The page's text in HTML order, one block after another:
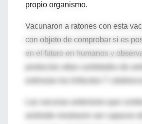
propio organismo.
Vacunaron a ratones con esta
con objeto de comprobar si es
en el futuro en humanos y
amiloide mostraron ser capaces